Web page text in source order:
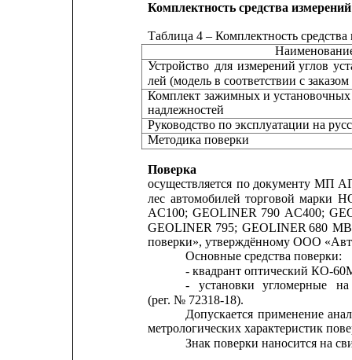
Комплектность средства измерений
Таблица 4 – Комплектность
Устройство для измерений углов
лей (модель в соответствии с
Комплект зажимных и установочных
надлежностей
Руководство по эксплуатации на
Методика поверки
Поверка
осуществляется по документу МП
лес автомобилей торговой марки
AC100; GEOLINER 790 AC400;
GEOLINER 795; GEOLINER 680 MB
поверки», утверждённому ООО
Основные средства поверки:
- квадрант оптический КО-
-
установки угломерные
на
(рег. № 72318-18).
Допускается применение
метрологических характеристик
Знак поверки наносится на